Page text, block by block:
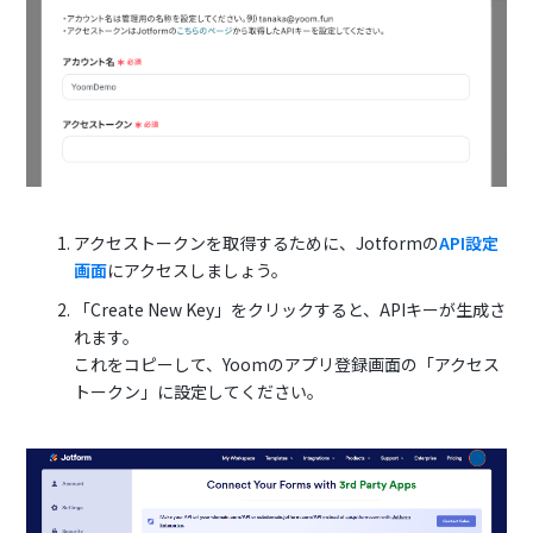
アクセストークンを取得するために、JotformのAPI設定
画面にアクセスしましょう。
「Create New Key」をクリックすると、APIキーが生成さ
れます。
これをコピーして、Yoomのアプリ登録画面の「アクセス
トークン」に設定してください。